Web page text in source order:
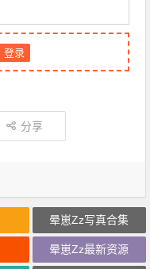
登录
分享
晕崽Zz写真合集
晕崽Zz最新资源